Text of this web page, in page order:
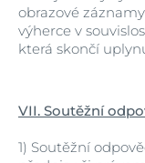
obrazové
výherce v
která skončí
VII. Soutěžní
1) Soutěžní